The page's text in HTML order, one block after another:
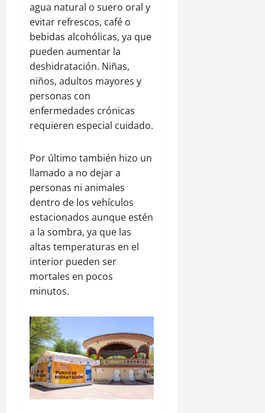
agua natural o suero oral y
evitar refrescos, café o
bebidas alcohólicas, ya que
pueden aumentar la
deshidratación. Niñas,
niños, adultos mayores y
personas con
enfermedades crónicas
requieren especial cuidado.
Por último también hizo un
llamado a no dejar a
personas ni animales
dentro de los vehículos
estacionados aunque estén
a la sombra, ya que las
altas temperaturas en el
interior pueden ser
mortales en pocos
minutos.